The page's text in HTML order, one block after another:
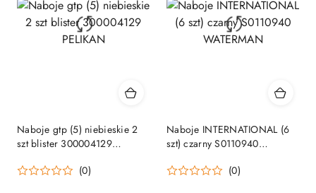
Naboje gtp (5) niebieskie 2
szt blister 300004129
(0)
Naboje INTERNATIONAL (6
szt) czarny S0110940
(0)